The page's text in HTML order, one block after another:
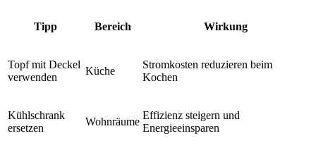
Tipp Bereich Wirkung
Topf mit Deckel
verwenden
Küche
Stromkosten reduzieren beim
Kochen
Kühlschrank
ersetzen
Wohnräume
Effizienz steigern und
Energieeinsparen